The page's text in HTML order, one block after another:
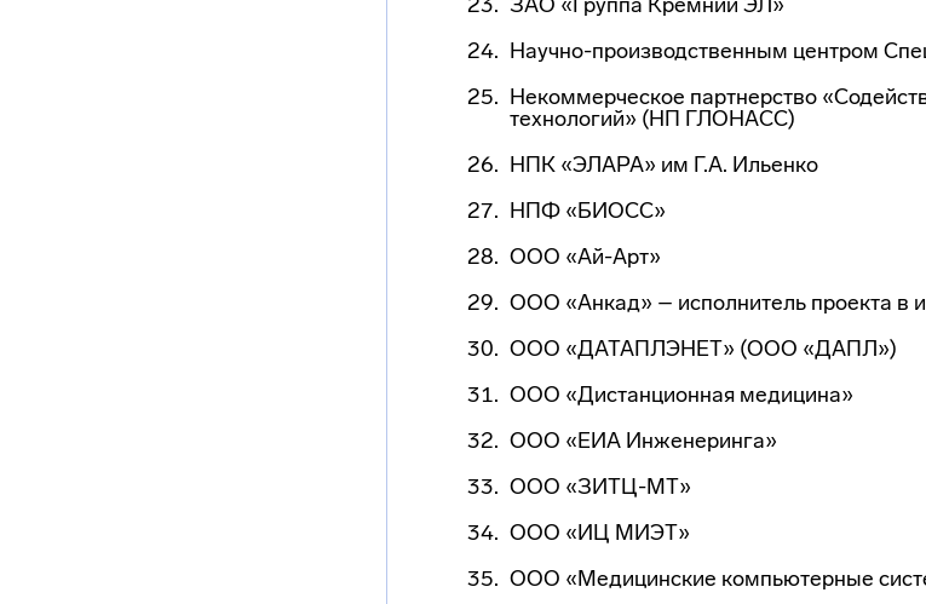
Научно-производственным центром
Некоммерческое партнерство
технологий» (НП ГЛОНАСС)
НПК «ЭЛАРА» им Г.А. Ильенко
НПФ «БИОСС»
ООО «Ай-Арт»
ООО «Анкад» – исполнитель проекта в
ООО «ДАТАПЛЭНЕТ» (ООО «ДАПЛ»)
ООО «Дистанционная медицина»
ООО «ЕИА Инженеринга»
ООО «ЗИТЦ-МТ»
ООО «ИЦ МИЭТ»
ООО «Медицинские компьютерные